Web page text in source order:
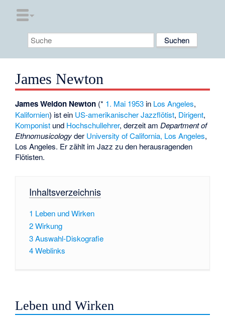
James Newton
James Weldon Newton (* 1. Mai 1953 in Los Angeles,
Kalifornien) ist ein US-amerikanischer Jazzflötist, Dirigent,
Komponist und Hochschullehrer, derzeit amDepartment of
Ethnomusicologyder University of California, Los Angeles,
Los Angeles. Er zählt im Jazz zu den herausragenden
Flötisten.
Inhaltsverzeichnis
1 Leben und Wirken
2Wirkung
3Auswahl-Diskografie
4Weblinks
Leben und Wirken